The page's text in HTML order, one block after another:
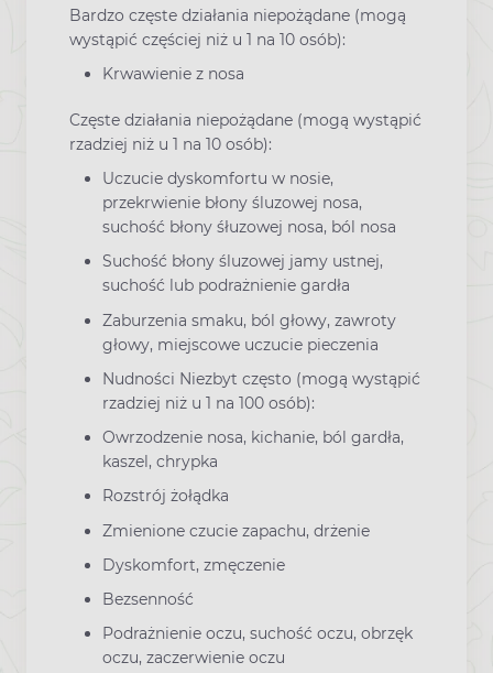
Bardzo częste działania niepożądane (mogą
wystąpić częściej niż u 1 na 10 osób):
Krwawienie z nosa
Częste działania niepożądane (mogą wystąpić
rzadziej niż u 1 na 10 osób):
Uczucie dyskomfortu w nosie,
przekrwienie błony śluzowej nosa,
suchość błony śłuzowej nosa, ból nosa
Suchość błony śluzowej jamy ustnej,
suchość lub podrażnienie gardła
Zaburzenia smaku, ból głowy, zawroty
głowy, miejscowe uczucie pieczenia
Nudności Niezbyt często (mogą wystąpić
rzadziej niż u 1 na 100 osób):
Owrzodzenie nosa, kichanie, ból gardła,
kaszel, chrypka
Rozstrój żołądka
Zmienione czucie zapachu, drżenie
Dyskomfort, zmęczenie
Bezsenność
Podrażnienie oczu, suchość oczu, obrzęk
oczu, zaczerwienie oczu